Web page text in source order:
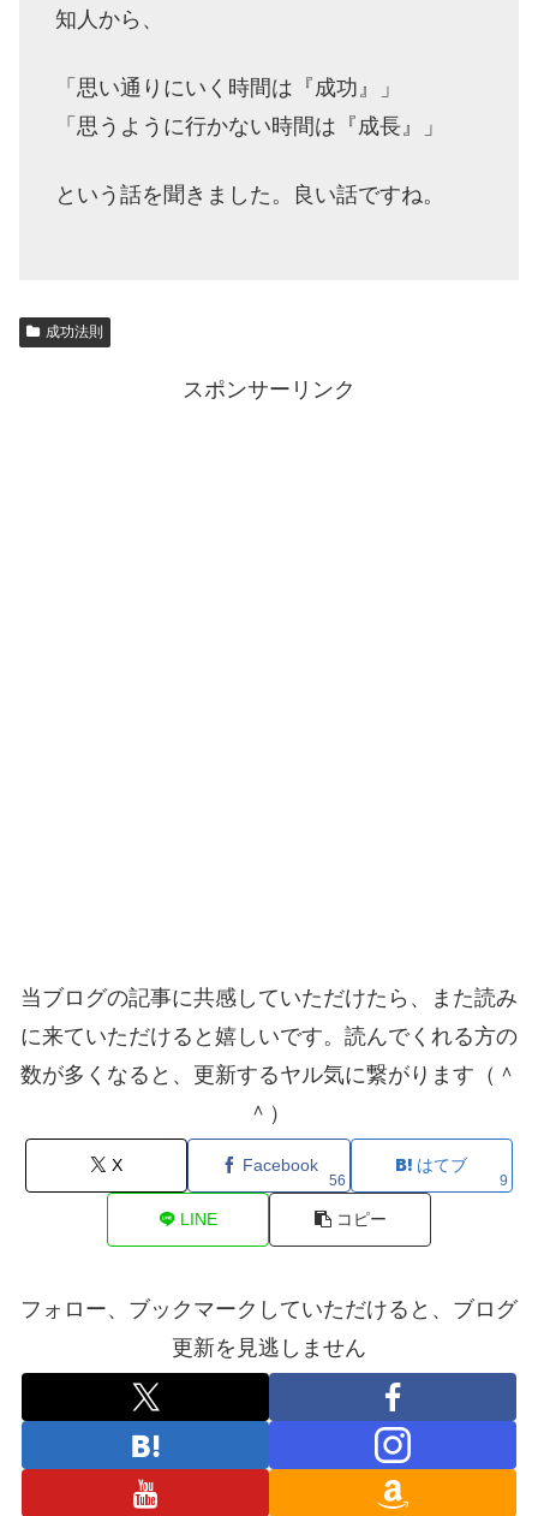
知人から、
「思い通りにいく時間は『成功』」
「思うように行かない時間は『成長』」
という話を聞きました。良い話ですね。
成功法則
スポンサーリンク
当ブログの記事に共感していただけたら、また読み
に来ていただけると嬉しいです。読んでくれる方の
数が多くなると、更新するヤル気に繋がります（＾
＾）
X Facebook
56
はてブ
9
LINE コピー
フォロー、ブックマークしていただけると、ブログ
更新を見逃しません